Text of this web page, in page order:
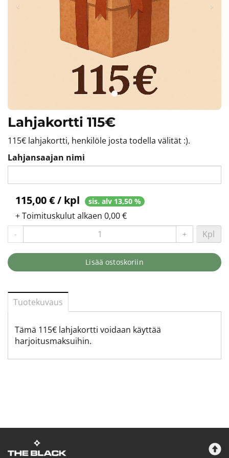
Lahjakortti 115€
115€ lahjakortti, henkilöle josta todella välität :).
Lahjansaajan nimi
115,00 € / kpl sis. alv 13,50 %
+ Toimituskulut alkaen 0,00 €
- + Kpl
Lisää ostoskoriin
Tuotekuvaus
Tämä 115€ lahjakortti voidaan käyttää
harjoitusmaksuihin.